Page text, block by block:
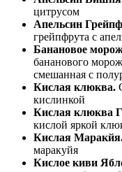
цитрусом
Апельсин
грейпфрута с
Банановое
бананового
смешанная с
Кислая клюква.
кислинкой
Кислая клюква
кислой яркой
Кислая
маракуйя
Кислое киви